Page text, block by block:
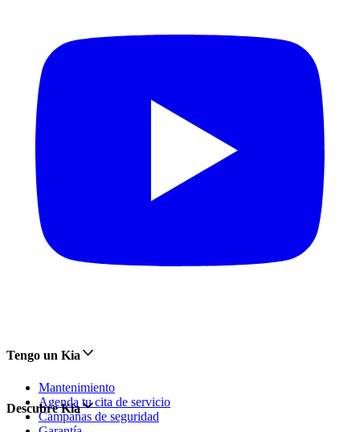
Tengo un Kia
Mantenimiento
Agenda tu cita de servicio
Campañas de seguridad
Descubre Kia